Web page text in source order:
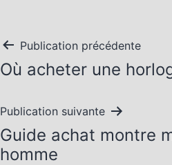
Navigation
de
l’article
Publication précédente
Où acheter une
Publication suivante
Guide achat montre
homme